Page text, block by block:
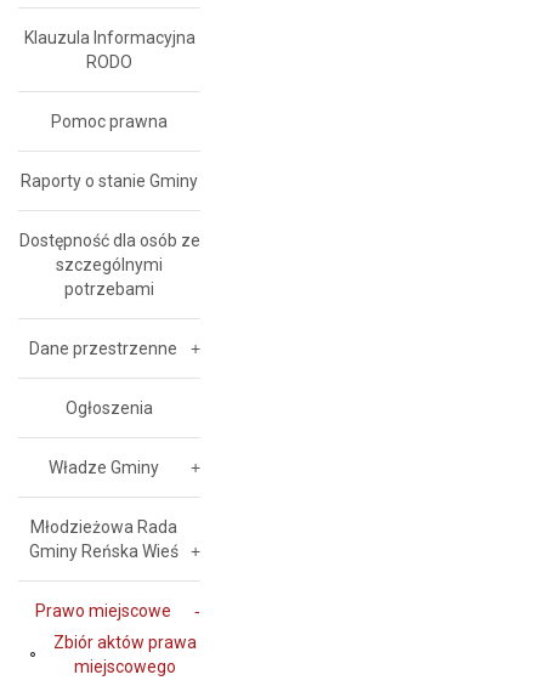
Klauzula Informacyjna
RODO
Pomoc prawna
Raporty o stanie Gminy
Dostępność dla osób ze
szczególnymi
potrzebami
Dane przestrzenne
Ogłoszenia
Władze Gminy
Młodzieżowa Rada
Gminy Reńska Wieś
Prawo miejscowe
Zbiór aktów prawa
miejscowego